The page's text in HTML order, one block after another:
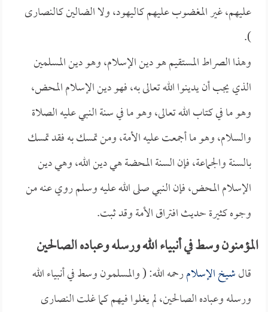
عليهم، غير المغضوب عليهم كاليهود، ولا الضالين كالنصارى
).
وهذا الصراط المستقيم هو دين الإسلام، وهو دين المسلمين
الذي يجب أن يدينوا الله تعالى به، فهو دين الإسلام المحض،
وهو ما في كتاب الله تعالى، وهو ما في سنة النبي عليه الصلاة
والسلام، وهو ما أجمعت عليه الأمة، ومن تمسك به فقد تمسك
بالسنة والجماعة، فإن السنة المحضة هي دين الله، وهي دين
الإسلام المحض، فإن النبي صلى الله عليه وسلم روي عنه من
وجوه كثيرة حديث افتراق الأمة وقد ثبت.
المؤمنون وسط في أنبياء الله ورسله وعباده الصالحين
قالشيخ الإسلامرحمه الله: ( والمسلمون وسط في أنبياء الله
ورسله وعباده الصالحين، لم يغلوا فيهم كما غلت النصارى